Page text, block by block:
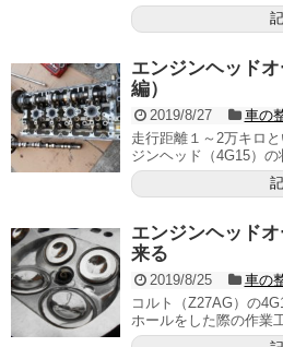
エンジンヘッド
編）
2019/8/27
車の
走行距離１～2万キロ
ジンヘッド（4G15）の
エンジンヘッド
来る
2019/8/25
車の
コルト（Z27AG）の
ホールをした際の作業